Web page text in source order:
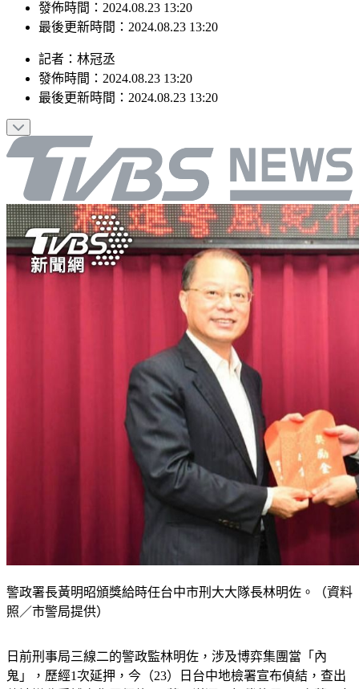
發佈時間：2024.08.23 13:20
最後更新時間：2024.08.23 13:20
記者 ： 林冠丞
發佈時間： 2024.08.23 13:20
最後更新時間： 2024.08.23 13:20
警政署長黃明昭頒獎給時任台中市刑大大隊長林明佐。（資料
照／市警局提供）
日前刑事局三線二的警政監林明佐，涉及博弈集團當「內
鬼」，歷經1次延押，今（23）日台中地檢署宣布偵結，查出